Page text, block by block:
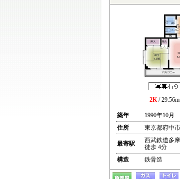
2K/ 29.56m
築年
1990年10月
住所
東京都府中
最寄駅
西武鉄道多
徒歩 4分
構造
鉄骨造